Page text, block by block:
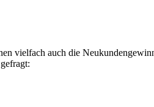
vielfach auch die